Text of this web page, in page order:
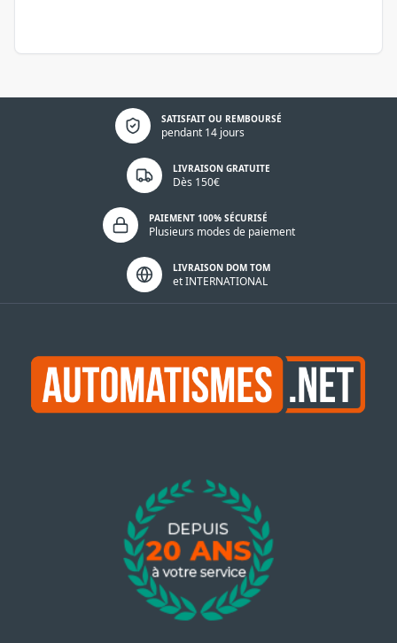
SATISFAIT OU REMBOURSÉ
pendant 14 jours
Politique de confidentialité
LIVRAISON GRATUITE
Dès 150€
PAIEMENT 100% SÉCURISÉ
Plusieurs modes de paiement
LIVRAISON DOM TOM
et INTERNATIONAL